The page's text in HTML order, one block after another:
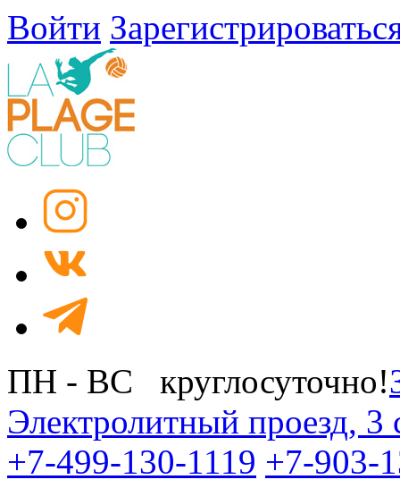
Войти
ПН - ВС круглосуточно!
Электролитный проезд, 3
+7-499-130-1119 +7-903-